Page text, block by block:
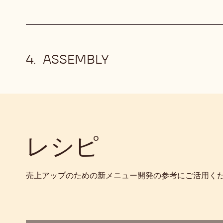
ASSEMBLY
レシピ
売上アップのための新メニュー開発の参考にご活用く